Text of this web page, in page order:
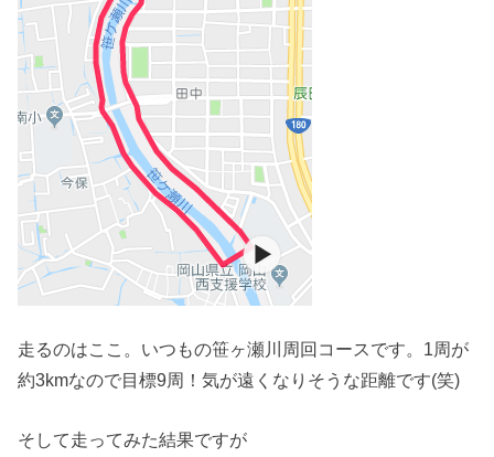
走るのはここ。いつもの笹ヶ瀬川周回コースです。1周が
約3kmなので目標9周！気が遠くなりそうな距離です(笑)
そして走ってみた結果ですが